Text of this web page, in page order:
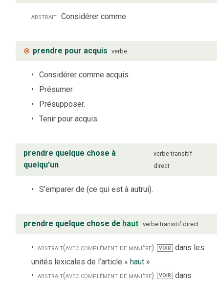
abstrait Considérer comme.
⊗ prendre pour acquis verbe
Considérer comme acquis.
Présumer.
Présupposer.
Tenir pour acquis.
prendre quelque chose à
quelqu’un
verbe transitif
direct
S’emparer de (ce qui est à autrui).
prendre quelque chose de haut verbe transitif direct
abstrait(avec complément de manière) VOIR dans les
unités lexicales de l’article « haut »
abstrait(avec complément de manière) VOIR
dans